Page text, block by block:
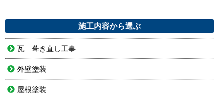
施工内容から選ぶ
瓦 葺き直し工事
外壁塗装
屋根塗装